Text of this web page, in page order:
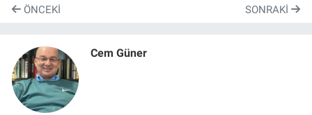
ÖNCEKI SONRAKI
Cem Güner